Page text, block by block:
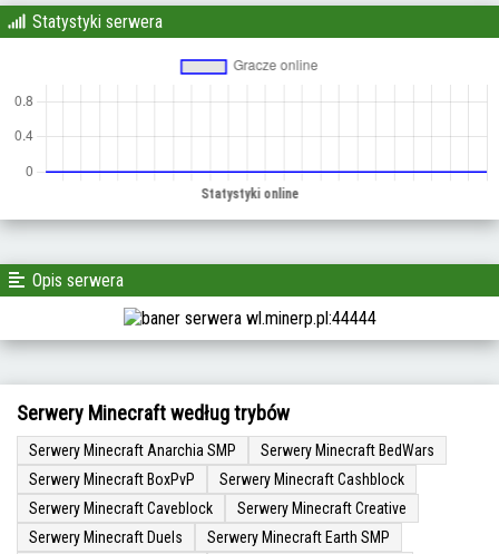
Statystyki serwera
Opis serwera
Serwery Minecraft według trybów
Serwery Minecraft Anarchia SMP
Serwery Minecraft BedWars
Serwery Minecraft BoxPvP
Serwery Minecraft Cashblock
Serwery Minecraft Caveblock
Serwery Minecraft Creative
Serwery Minecraft Duels
Serwery Minecraft Earth SMP